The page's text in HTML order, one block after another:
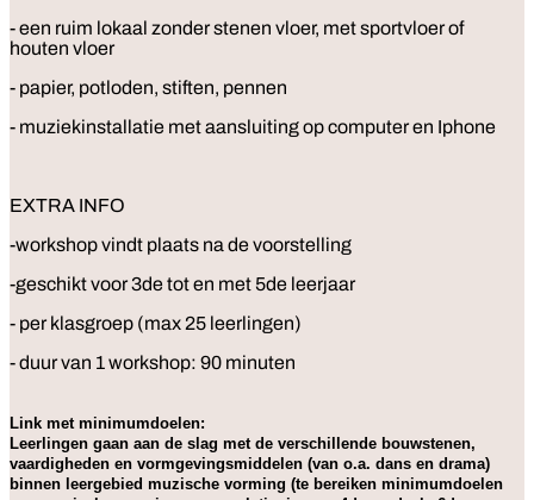
- een ruim lokaal zonder stenen vloer, met sportvloer of
houten vloer
- papier, potloden, stiften, pennen
- muziekinstallatie met aansluiting op computer en Iphone
EXTRA INFO
-workshop vindt plaats na de voorstelling
-geschikt voor 3de tot en met 5de leerjaar
- per klasgroep (max 25 leerlingen)
- duur van 1 workshop: 90 minuten
Link met minimumdoelen:
Leerlingen gaan aan de slag met de verschillende bouwstenen,
vaardigheden en vormgevingsmiddelen (van o.a. dans en drama)
binnen leergebied muzische vorming (te bereiken minimumdoelen